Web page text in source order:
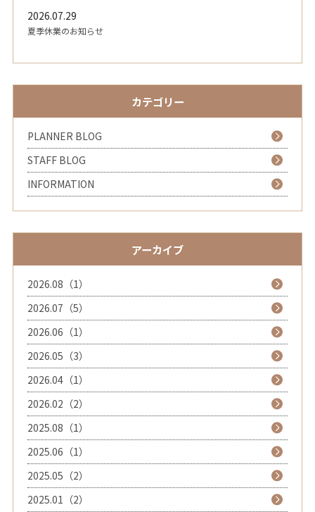
2026.07.29
夏季休業のお知らせ
カテゴリー
PLANNER BLOG
STAFF BLOG
INFORMATION
アーカイブ
2026.08（1）
2026.07（5）
2026.06（1）
2026.05（3）
2026.04（1）
2026.02（2）
2025.08（1）
2025.06（1）
2025.05（2）
2025.01（2）